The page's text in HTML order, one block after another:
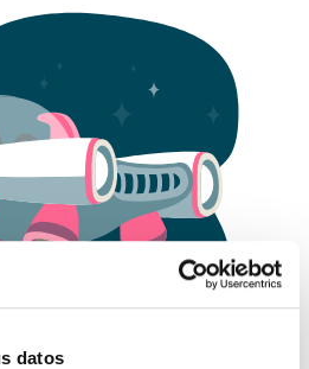
datos